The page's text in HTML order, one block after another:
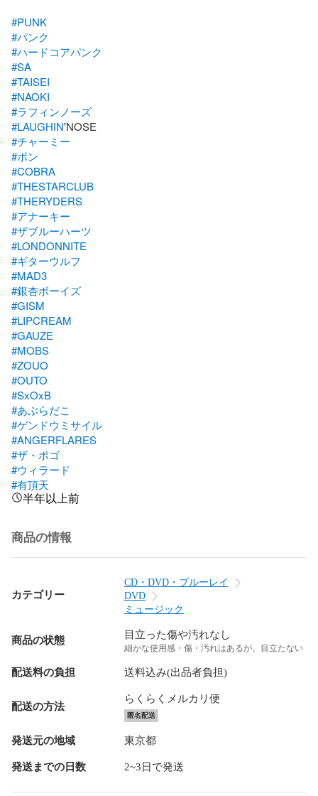
#PUNK
#パンク
#ハードコアパンク
#SA
#TAISEI
#NAOKI
#ラフィンノーズ
#LAUGHIN
#チャーミー
#ポン
#COBRA
#THESTARCLUB
#THERYDERS
#アナーキー
#ザブルーハーツ
#LONDONNITE
#ギターウルフ
#MAD3
#銀杏ボーイズ
#GISM
#LIPCREAM
#GAUZE
#MOBS
#ZOUO
#OUTO
#SxOxB
#あぶらだこ
#ゲンドウミサイル
#ANGERFLARES
#ザ・ポゴ
#ウィラード
#有頂天
半年以上前
商品の情報
カテゴリー
CD・DVD・ブルーレイ
DVD
ミュージック
商品の状態 目立った傷や汚れなし
細かな使用感・傷・汚れはあるが、目立たない
配送料の負担 送料込み(出品者負担)
配送の方法
らくらくメルカリ便
匿名配送
発送元の地域 東京都
発送までの日数 2~3日で発送